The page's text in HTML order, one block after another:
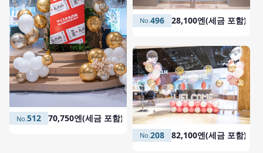
512 70,750엔(세금 포함)
496 28,100엔(세금 포함)
208 82,100엔(세금 포함)